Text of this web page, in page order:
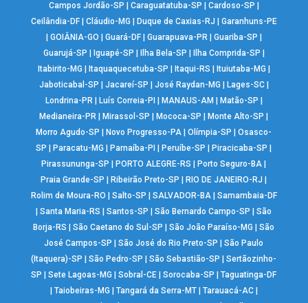
Campos Jordão-SP
Caraguatatuba-SP Cardoso-SP
Ceilândia-DF| Cláudio-MG Duque de Caxias-RJ
Garanhuns-PE
GOIÂNIA-GO Guará-DF| Guarapuava-PR| Guariba-SP
Guarujá-SP
Iguapé-SP Ilha Bela-SP Ilha Comprida-SP
Itabirito-MG
Itaquaquecetuba-SP Itaqui-RS Ituiutaba-MG
Jaboticabal-SP
Jacareí-SP José Raydan-MG Lages-SC|
Londrina-PR| Luís Correia-PI MANAUS-AM Matão-SP
Medianeira-PR
Mirassol-SP Mococa-SP Monte Alto-SP
Morro Agudo-SP
Novo Progresso-PA |Olímpia-SP |Osasco-
SP
Paracatu-MG Parnaíba-PI Peruíbe-SP Piracicaba-SP
Pirassununga-SP
PORTO ALEGRE-RS Porto Seguro-BA
Praia Grande-SP
Ribeirão Preto-SP RIO DE JANEIRO-RJ
Rolim de Moura-RO
Salto-SP SALVADOR-BA| Samambaia-DF
|Santa Maria-RS |Santos-SP |São Bernardo Campo-SP |São
Borja-RS
|São Caetano do Sul-SP |São João Paraíso-MG |São
José Campos-SP
|São José do Rio Preto-SP |São Paulo
(Itaquera)-SP
|São Pedro-SP |São Sebastião-SP |Sertãozinho-
SP
|Sete Lagoas-MG |Sobral-CE |Sorocaba-SP |Taguatinga-DF
Taiobeiras-MG Tangará da Serra-MT| Tarauacá-AC|